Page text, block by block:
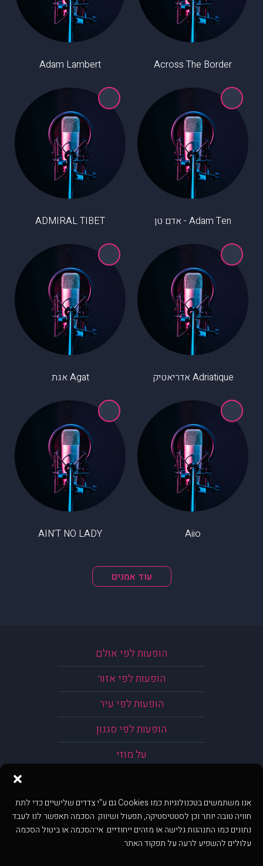
אנו משתמשים בטכנולוגיות כמו Cookies גם ע"י צדדים שלישיים כדי לתת
חוויה טובה יותר וכן לסטטיסטיקה, תפעול ושיווק. הסכמה תאפשר לנו לעבד
נתונים כמו התנהגות גלישה או מזהים ייחודיים. אי־הסכמה או ביטול הסכמה
עלולים להשפיע לרעה על תפקוד האתר.
Across The Border
Adam Lambert
Adam Ten - אדם טן ADMIRAL TIBET
Adriatique אדריאטיק Agat אגת
Aiio
AIN'T NO LADY
עוד אמנים
הופעות לפי אולם
הופעות לפי אזור
הופעות לפי עיר
הופעות לפי סגנון
על מוזי